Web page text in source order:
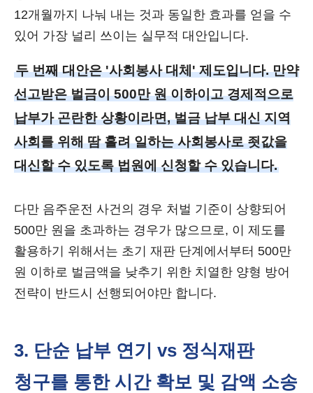
12개월까지 나눠 내는 것과 동일한 효과를 얻을 수
있어 가장 널리 쓰이는 실무적 대안입니다.
두 번째 대안은 '사회봉사 대체' 제도입니다. 만약
선고받은 벌금이 500만 원 이하이고 경제적으로
납부가 곤란한 상황이라면, 벌금 납부 대신 지역
사회를 위해 땀 흘려 일하는 사회봉사로 죗값을
대신할 수 있도록 법원에 신청할 수 있습니다.
다만 음주운전 사건의 경우 처벌 기준이 상향되어
500만 원을 초과하는 경우가 많으므로, 이 제도를
활용하기 위해서는 초기 재판 단계에서부터 500만
원 이하로 벌금액을 낮추기 위한 치열한 양형 방어
전략이 반드시 선행되어야만 합니다.
3. 단순 납부 연기 vs 정식재판
청구를 통한 시간 확보 및 감액 소송